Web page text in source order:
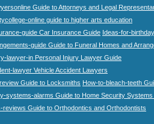
Guide to Attorneys and Legal
online guide to higher arts education
guide Car Insurance Guide Ideas-for-
guide Guide to Funeral Homes and
lawyer-in Personal Injury Lawyer Guide
lawyer Vehicle Accident Lawyers
Guide to Locksmiths How-to-bleach-teeth
systems-alarms Guide to Home Security Systems
reviews Guide to Orthodontics and Orthodontists